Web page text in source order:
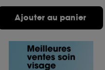
Ajouter au panier